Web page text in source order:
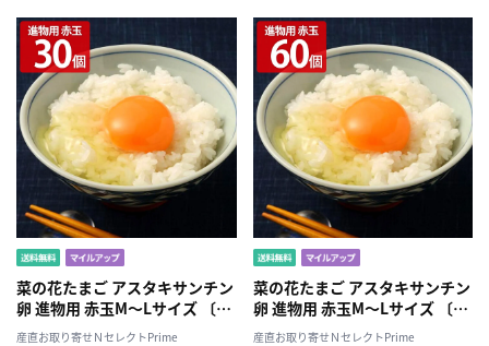
菜の花たまご アスタキサンチン
卵 進物用 赤玉M～Lサイズ 〔30
個〕
産直お取り寄せＮセレクトPrime
菜の花たまご アスタキサンチン
卵 進物用 赤玉M～Lサイズ 〔30
個×2箱〕
産直お取り寄せＮセレクトPrime